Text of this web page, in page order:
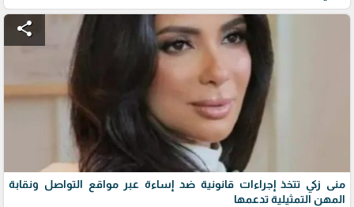
share
منى زكي تتخذ إجراءات قانونية ضد إساءة عبر مواقع التواصل ونقابة
المهن التمثيلية تدعمها